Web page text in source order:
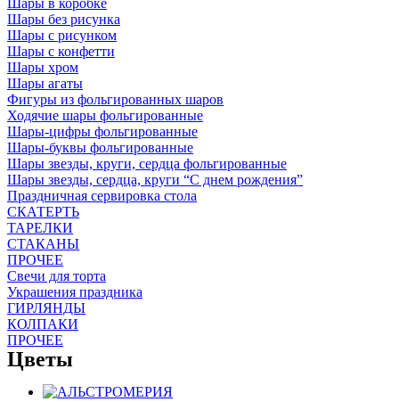
Шары без рисунка
Шары с рисунком
Шары с конфетти
Шары хром
Шары агаты
Фигуры из фольгированных шаров
Ходячие шары фольгированные
Шары-цифры фольгированные
Шары-буквы фольгированные
Шары звезды, круги, сердца фольгированные
Шары звезды, сердца, круги “С днем рождения”
Праздничная сервировка стола
СКАТЕРТЬ
ТАРЕЛКИ
СТАКАНЫ
ПРОЧЕЕ
Свечи для торта
Украшения праздника
ГИРЛЯНДЫ
КОЛПАКИ
ПРОЧЕЕ
Цветы